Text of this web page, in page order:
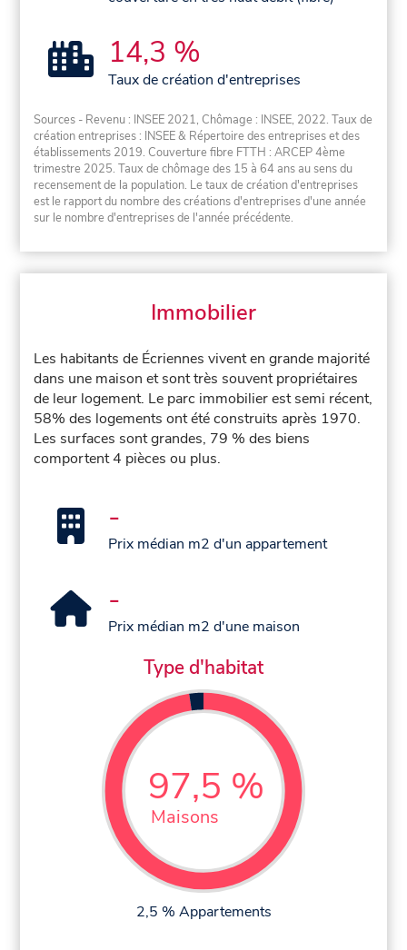
14,3 %
Taux de création d'entreprises
Sources - Revenu : INSEE 2021, Chômage : INSEE, 2022. Taux de
création entreprises : INSEE & Répertoire des entreprises et des
établissements 2019. Couverture fibre FTTH : ARCEP 4ème
trimestre 2025. Taux de chômage des 15 à 64 ans au sens du
recensement de la population. Le taux de création d'entreprises
est le rapport du nombre des créations d'entreprises d'une année
sur le nombre d'entreprises de l'année précédente.
Immobilier
Les habitants de Écriennes vivent en grande majorité
dans une maison et sont très souvent propriétaires
de leur logement. Le parc immobilier est semi récent,
58% des logements ont été construits après 1970.
Les surfaces sont grandes, 79 % des biens
comportent 4 pièces ou plus.
-
Prix médian m2 d'un appartement
-
Prix médian m2 d'une maison
Type d'habitat
97,5 %
Maisons
2,5 % Appartements